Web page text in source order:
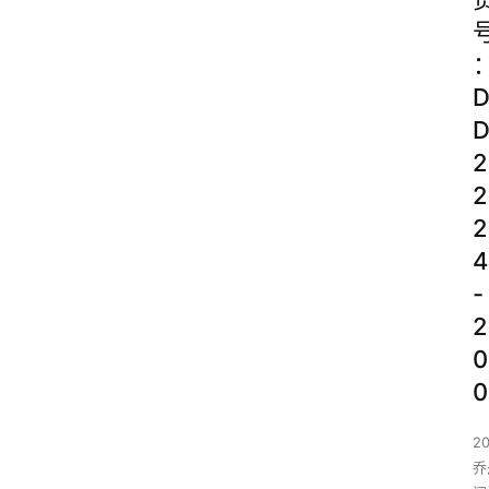
D
D
2
2
2
4
-
2
0
0